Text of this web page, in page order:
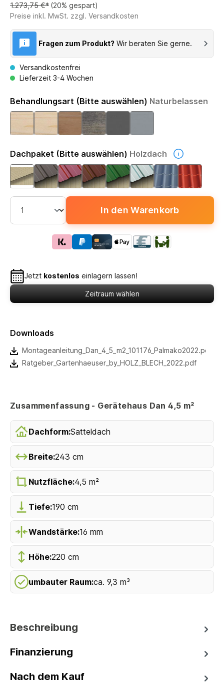
1.273,75 €* (20% gespart)
Preise inkl. MwSt. zzgl. Versandkosten
Fragen zum Produkt? Wir beraten Sie gerne.
Versandkostenfrei
Lieferzeit 3-4 Wochen
Behandlungsart (Bitte auswählen) Naturbelassen
Dachpaket (Bitte auswählen) Holzdach
In den Warenkorb
Jetzt kostenlos einlagern lassen!
Zeitraum wählen
Downloads
Montageanleitung_Dan_4_5_m2_101176_Palmako2022.pdf
Ratgeber_Gartenhaeuser_by_HOLZ_BLECH_2022.pdf
Zusammenfassung - Gerätehaus Dan 4,5 m²
Dachform:Satteldach
Breite:243 cm
Nutzfläche:4,5 m²
Tiefe:190 cm
Wandstärke:16 mm
Höhe:220 cm
umbauter Raum:ca. 9,3 m³
Beschreibung
Finanzierung
Nach dem Kauf